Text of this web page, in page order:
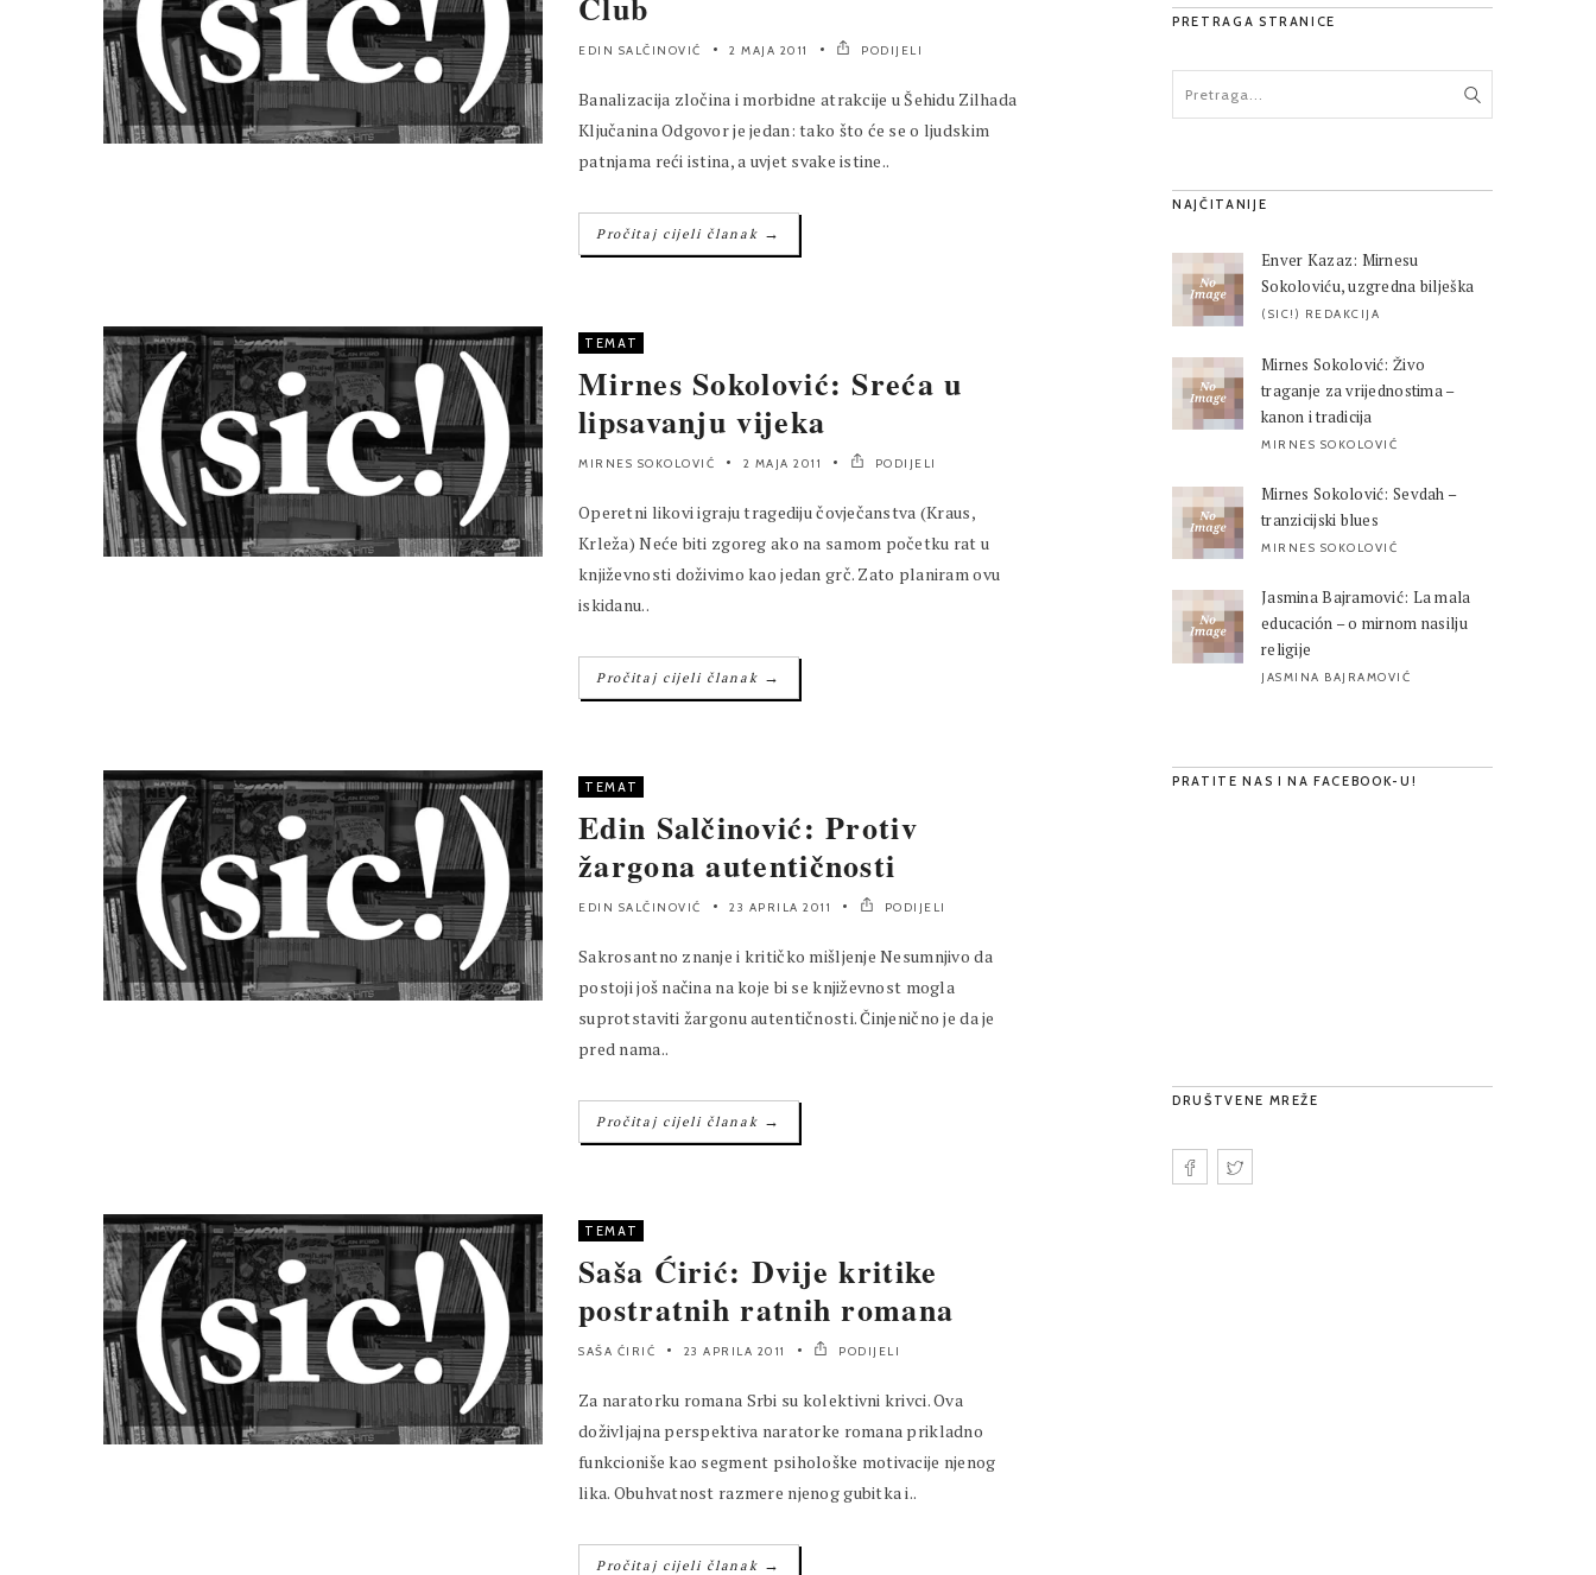
EDIN SALČINOVIĆ 2 MAJA 2011 PODIJELI
Banalizacija zločina i morbidne atrakcije u Šehidu Zilhada
Ključanina Odgovor je jedan: tako što će se o ljudskim
patnjama reći istina, a uvjet svake istine..
Pročitaj cijeli članak →
TEMAT
Mirnes Sokolović: Sreća u
lipsavanju vijeka
MIRNES SOKOLOVIĆ 2 MAJA 2011 PODIJELI
Operetni likovi igraju tragediju čovječanstva (Kraus,
Krleža) Neće biti zgoreg ako na samom početku rat u
književnosti doživimo kao jedan grč. Zato planiram ovu
iskidanu..
Pročitaj cijeli članak →
TEMAT
Edin Salčinović: Protiv
žargona autentičnosti
EDIN SALČINOVIĆ 23 APRILA 2011 PODIJELI
Sakrosantno znanje i kritičko mišljenje Nesumnjivo da
postoji još načina na koje bi se književnost mogla
suprotstaviti žargonu autentičnosti. Činjenično je da je
pred nama..
Pročitaj cijeli članak →
TEMAT
Saša Ćirić: Dvije kritike
postratnih ratnih romana
SAŠA ĆIRIĆ 23 APRILA 2011 PODIJELI
Za naratorku romana Srbi su kolektivni krivci. Ova
doživljajna perspektiva naratorke romana prikladno
funkcioniše kao segment psihološke motivacije njenog
lika. Obuhvatnost razmere njenog gubitka i..
Pročitaj cijeli članak →
PRETRAGA STRANICE
NAJČITANIJE
Enver Kazaz: Mirnesu
Sokoloviću, uzgredna bilješka
(SIC!) REDAKCIJA
Mirnes Sokolović: Živo
traganje za vrijednostima –
kanon i tradicija
MIRNES SOKOLOVIĆ
Mirnes Sokolović: Sevdah –
tranzicijski blues
MIRNES SOKOLOVIĆ
Jasmina Bajramović: La mala
educación – o mirnom nasilju
religije
JASMINA BAJRAMOVIĆ
PRATITE NAS I NA FACEBOOK-U!
DRUŠTVENE MREŽE